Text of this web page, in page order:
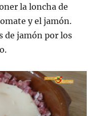
la loncha de
y el jamón.
de jamón por los